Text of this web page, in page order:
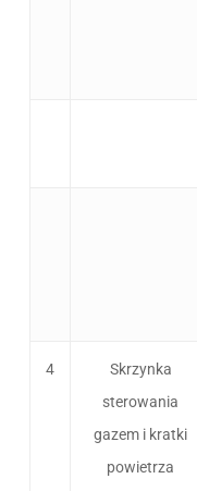
4
Skrzynka
sterowania
gazem i kratki
powietrza